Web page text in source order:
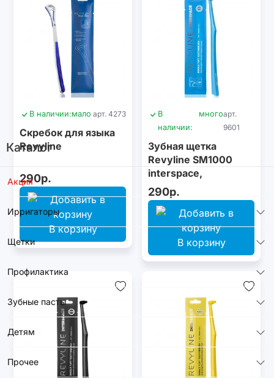
Каталог
Акция
Ирригаторы
Щетки
Профилактика
Зубные пасты
Детям
Прочее
В наличии:мало арт. 4273
Скребок для языка
Revyline
290р.
В корзину
В
наличии:
многоарт.
9601
Зубная щетка
Revyline SM1000
interspace,
монопучковая,
голубая
290р.
В корзину